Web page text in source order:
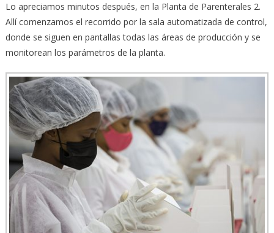
Lo apreciamos minutos después, en la Planta de Parenterales 2.
Allí comenzamos el recorrido por la sala automatizada de control,
donde se siguen en pantallas todas las áreas de producción y se
monitorean los parámetros de la planta.